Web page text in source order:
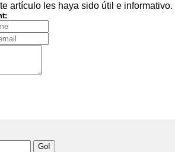
artículo les haya sido útil e informativo.
Go!